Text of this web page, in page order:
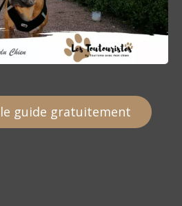
guide gratuitement